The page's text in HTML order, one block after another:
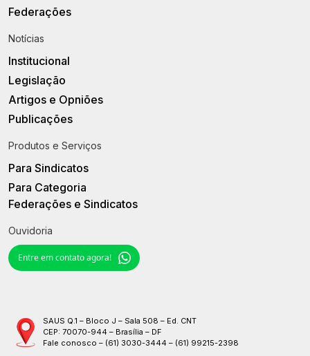
Federações
Notícias
Institucional
Legislação
Artigos e Opniões
Publicações
Produtos e Serviços
Para Sindicatos
Para Categoria
Federações e Sindicatos
Ouvidoria
Entre em contato agora!
SAUS Q.1 – Bloco J – Sala 508 – Ed. CNT
CEP: 70070-944 – Brasília – DF
Fale conosco – (61) 3030-3444 – (61) 99215-2398